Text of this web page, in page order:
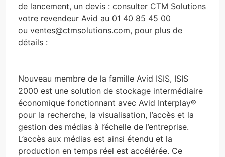
de lancement, un devis : consulter CTM Solutions
votre revendeur Avid au 01 40 85 45 00
ou ventes@ctmsolutions.com, pour plus de
détails :
Nouveau membre de la famille Avid ISIS, ISIS
2000 est une solution de stockage intermédiaire
économique fonctionnant avec Avid Interplay®
pour la recherche, la visualisation, l’accès et la
gestion des médias à l’échelle de l’entreprise.
L’accès aux médias est ainsi étendu et la
production en temps réel est accélérée. Ce